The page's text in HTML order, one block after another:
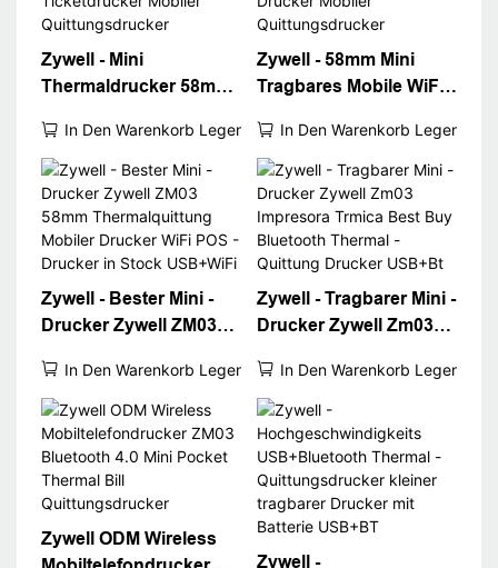
Zywell - Mini
Thermaldrucker 58mm
POS -Drucker ZM03
Bluetooth Impresora
Taschen -Ticketdrucker
Mobiler
Quittungsdrucker
In Den Warenkorb Legen
Zywell - 58mm Mini
Tragbares Mobile WiFi
Quittungsdrucker
Zywell Pos System
ZM03 2 -Zoll -
Taschenrechnung
Drucker Mobiler
Quittungsdrucker
In Den Warenkorb Legen
Zywell - Bester Mini -
Drucker Zywell ZM03
Mobiler Drucker WiFi
POS -Drucker in Stock
USB+WiFi
In Den Warenkorb Legen
Zywell - Tragbarer Mini -
Drucker Zywell Zm03
Buy Bluetooth Thermal
-Quittung Drucker
USB+Bt
In Den Warenkorb Legen
Zywell ODM Wireless
Zywell -